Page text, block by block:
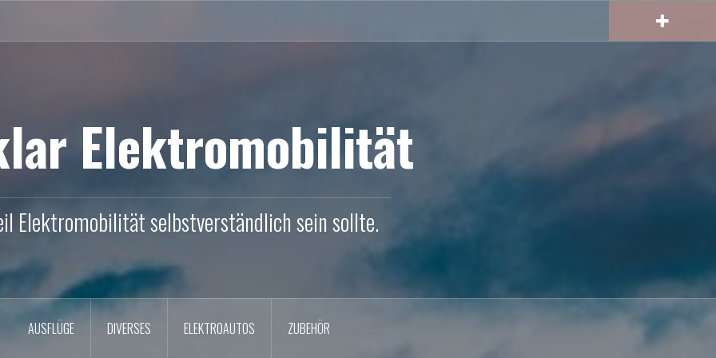
Elektromobilität
Elektromobilität selbstverständlich sein sollte.
AUSFLÜGE DIVERSES ELEKTROAUTOS ZUBEHÖR